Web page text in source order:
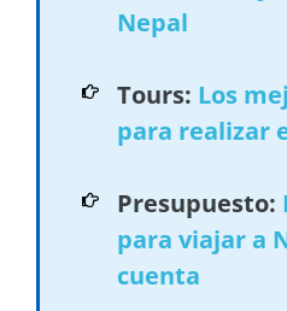
Nepal
Tours: Los
para realizar
Presupuesto:
para viajar a
cuenta